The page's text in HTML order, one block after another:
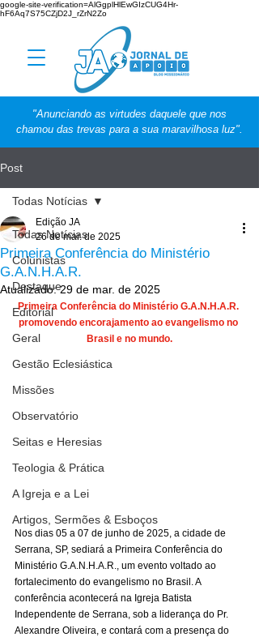
google-site-verification=AlGgplHlEwGIzCUG4Hr-
hF6Aq7S75CZjD2J_rZrN2Zo
"Anunciando as virtudes daquele que nos
chamou das trevas para a sua maravilhosa luz".
Post
Todas Notícias
Colunistas
Destaque
Editorial
Geral
Gestão Eclesiástica
Missões
Observatório
Seitas e Heresias
Teologia & Prática
A Igreja e a Lei
Artigos, Sermões & Esboços
Todas Notícias
Primeira Conferência do Ministério
G.A.N.H.A.R.
Edição JA
26 de mar. de 2025
Atualizado:29 de mar. de 2025
Primeira Conferência do Ministério G.A.N.H.A.R.
promovendo encorajamento ao evangelismo no
Brasil e no mundo.
Nos dias 05 a 07 de junho de 2025, a cidade de
Serrana, SP, sediará a Primeira Conferência do
Ministério G.A.N.H.A.R., um evento voltado ao
fortalecimento do evangelismo no Brasil. A
conferência acontecerá na Igreja Batista
Independente de Serrana, sob a liderança do Pr.
Alexandre Oliveira, e contará com a presença do